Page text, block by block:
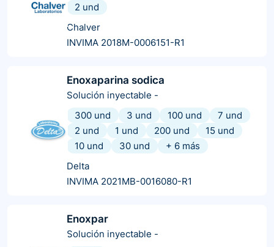
2 und
Chalver
INVIMA 2018M-0006151-R1
Enoxaparina sodica
Solución inyectable -
300 und
3 und 100 und
7 und
2 und
1 und 200 und
15 und
10 und
30 und + 6 más
Delta
INVIMA 2021MB-0016080-R1
Enoxpar
Solución inyectable -